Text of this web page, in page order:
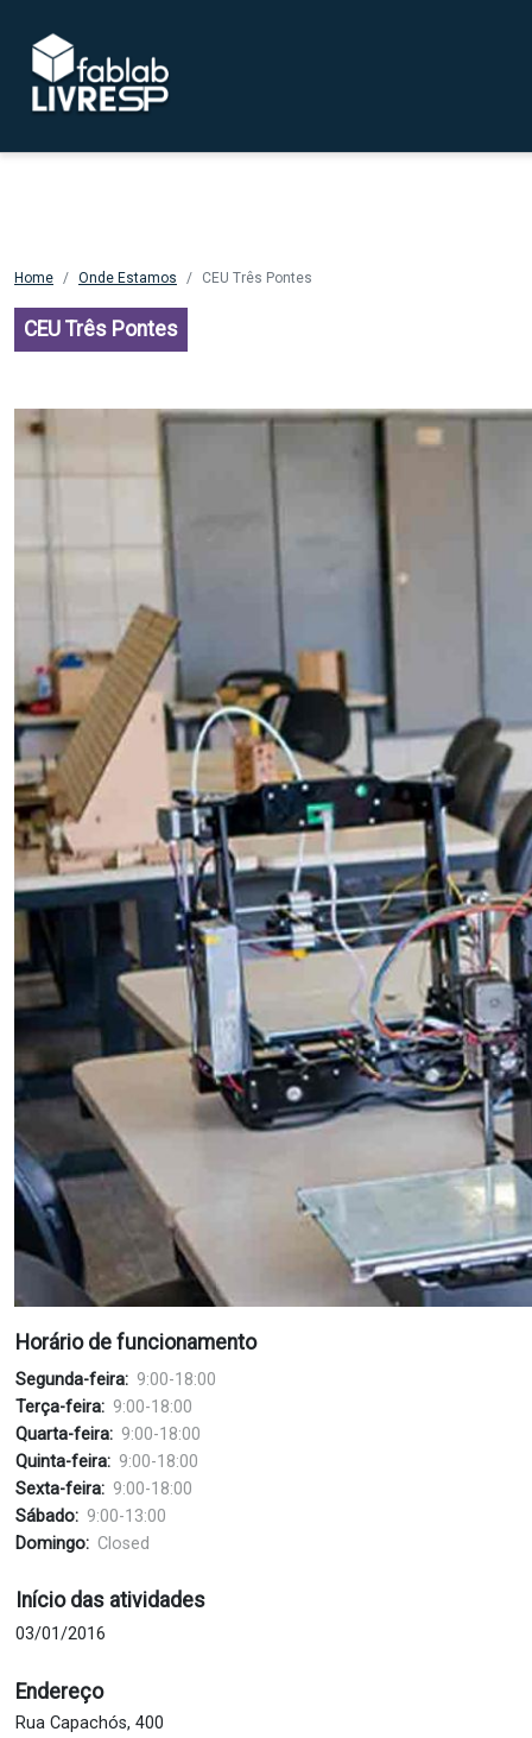
Home Onde Estamos CEU Três Pontes
CEU Três Pontes
Horário de funcionamento
Segunda-feira: 9:00-18:00
Terça-feira: 9:00-18:00
Quarta-feira: 9:00-18:00
Quinta-feira: 9:00-18:00
Sexta-feira: 9:00-18:00
Sábado: 9:00-13:00
Domingo: Closed
Início das atividades
03/01/2016
Endereço
Rua Capachós, 400